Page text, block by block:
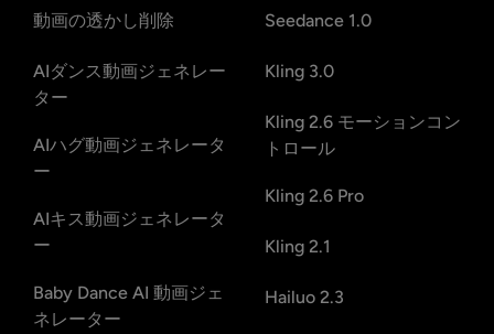
動画の透かし削除
AIダンス動画ジェネレー
ター
AIハグ動画ジェネレータ
ー
AIキス動画ジェネレータ
ー
Baby Dance AI 動画ジェ
ネレーター
Seedance 1.0
Kling 3.0
Kling 2.6 モーションコン
トロール
Kling 2.6 Pro
Kling 2.1
Hailuo 2.3